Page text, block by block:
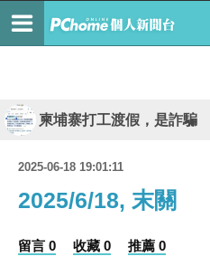
柬埔寨打工渡假，是詐騙
2025-06-18 19:01:11
2025/6/18, 末關
留言 0 收藏 0 推薦 0